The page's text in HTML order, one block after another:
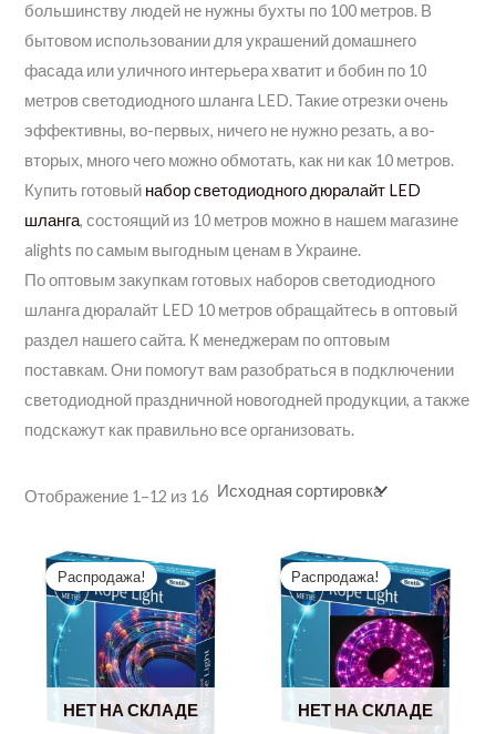
большинству людей не нужны бухты по 100 метров. В
бытовом использовании для украшений домашнего
фасада или уличного интерьера хватит и бобин по 10
метров светодиодного шланга LED. Такие отрезки очень
эффективны, во-первых, ничего не нужно резать, а во-
вторых, много чего можно обмотать, как ни как 10 метров.
Купить готовый набор светодиодного дюралайт LED
шланга, состоящий из 10 метров можно в нашем магазине
alights по самым выгодным ценам в Украине.
По оптовым закупкам готовых наборов светодиодного
шланга дюралайт LED 10 метров обращайтесь в оптовый
раздел нашего сайта. К менеджерам по оптовым
поставкам. Они помогут вам разобраться в подключении
светодиодной праздничной новогодней продукции, а также
подскажут как правильно все организовать.
Отображение 1–12 из 16
НЕТ НА СКЛАДЕ
Распродажа!
НЕТ НА СКЛАДЕ
Распродажа!